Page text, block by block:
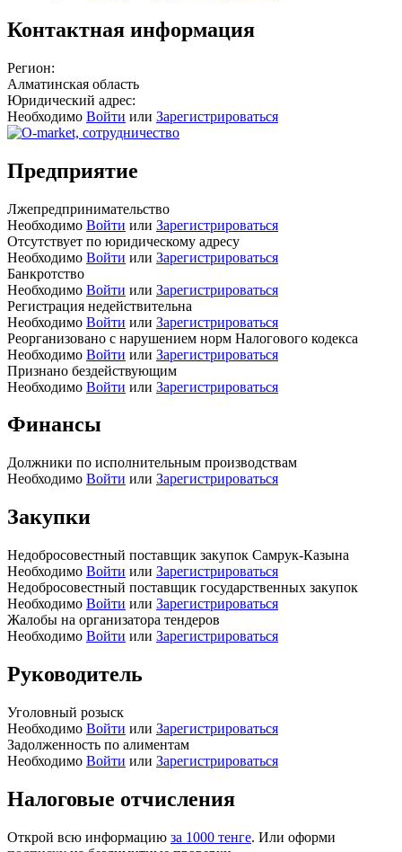
Контактная информация
Регион:
Алматинская область
Юридический адрес:
Необходимо Войти или Зарегистрироваться
Предприятие
Лжепредпринимательство
Необходимо Войти или Зарегистрироваться
Отсутствует по юридическому адресу
Необходимо Войти или Зарегистрироваться
Банкротство
Необходимо Войти или Зарегистрироваться
Регистрация недействительна
Необходимо Войти или Зарегистрироваться
Реорганизовано с нарушением норм Налогового кодекса
Необходимо Войти или Зарегистрироваться
Признано бездействующим
Необходимо Войти или Зарегистрироваться
Финансы
Должники по исполнительным производствам
Необходимо Войти или Зарегистрироваться
Закупки
Недобросовестный поставщик закупок Самрук-Казына
Необходимо Войти или Зарегистрироваться
Недобросовестный поставщик государственных закупок
Необходимо Войти или Зарегистрироваться
Жалобы на организатора тендеров
Необходимо Войти или Зарегистрироваться
Руководитель
Уголовный розыск
Необходимо Войти или Зарегистрироваться
Задолженность по алиментам
Необходимо Войти или Зарегистрироваться
Налоговые отчисления
Открой всю информацию за 1000 тенге. Или оформи